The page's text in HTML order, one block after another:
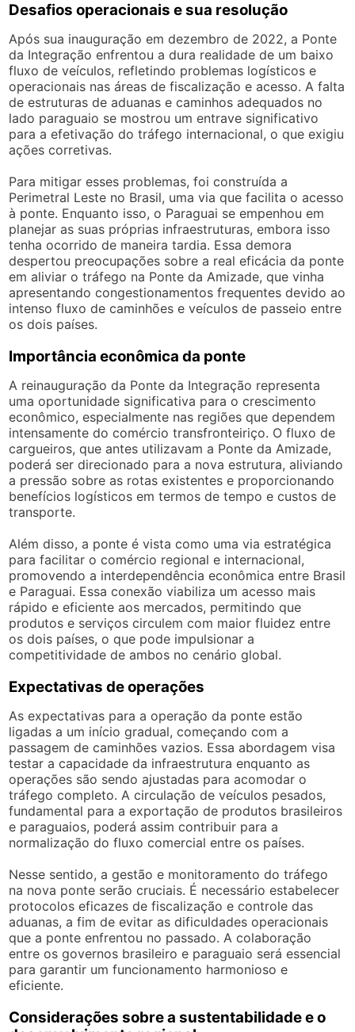
Desafios operacionais e sua resolução
Após sua inauguração em dezembro de 2022, a Ponte
da Integração enfrentou a dura realidade de um baixo
fluxo de veículos, refletindo problemas logísticos e
operacionais nas áreas de fiscalização e acesso. A falta
de estruturas de aduanas e caminhos adequados no
lado paraguaio se mostrou um entrave significativo
para a efetivação do tráfego internacional, o que exigiu
ações corretivas.
Para mitigar esses problemas, foi construída a
Perimetral Leste no Brasil, uma via que facilita o acesso
à ponte. Enquanto isso, o Paraguai se empenhou em
planejar as suas próprias infraestruturas, embora isso
tenha ocorrido de maneira tardia. Essa demora
despertou preocupações sobre a real eficácia da ponte
em aliviar o tráfego na Ponte da Amizade, que vinha
apresentando congestionamentos frequentes devido ao
intenso fluxo de caminhões e veículos de passeio entre
os dois países.
Importância econômica da ponte
A reinauguração da Ponte da Integração representa
uma oportunidade significativa para o crescimento
econômico, especialmente nas regiões que dependem
intensamente do comércio transfronteiriço. O fluxo de
cargueiros, que antes utilizavam a Ponte da Amizade,
poderá ser direcionado para a nova estrutura, aliviando
a pressão sobre as rotas existentes e proporcionando
benefícios logísticos em termos de tempo e custos de
transporte.
Além disso, a ponte é vista como uma via estratégica
para facilitar o comércio regional e internacional,
promovendo a interdependência econômica entre Brasil
e Paraguai. Essa conexão viabiliza um acesso mais
rápido e eficiente aos mercados, permitindo que
produtos e serviços circulem com maior fluidez entre
os dois países, o que pode impulsionar a
competitividade de ambos no cenário global.
Expectativas de operações
As expectativas para a operação da ponte estão
ligadas a um início gradual, começando com a
passagem de caminhões vazios. Essa abordagem visa
testar a capacidade da infraestrutura enquanto as
operações são sendo ajustadas para acomodar o
tráfego completo. A circulação de veículos pesados,
fundamental para a exportação de produtos brasileiros
e paraguaios, poderá assim contribuir para a
normalização do fluxo comercial entre os países.
Nesse sentido, a gestão e monitoramento do tráfego
na nova ponte serão cruciais. É necessário estabelecer
protocolos eficazes de fiscalização e controle das
aduanas, a fim de evitar as dificuldades operacionais
que a ponte enfrentou no passado. A colaboração
entre os governos brasileiro e paraguaio será essencial
para garantir um funcionamento harmonioso e
eficiente.
Considerações sobre a sustentabilidade e o